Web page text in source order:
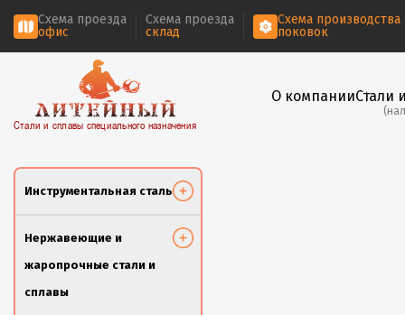
Схема проезда
офис
Схема проезда
склад
Схема производства
поковок
Стали и сплавы специального назначения
О компанииСтали
Инструментальная сталь
Нержавеющие и
жаропрочные стали и
сплавы